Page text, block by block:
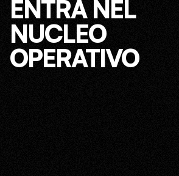
ENTRA NEL
NUCLEO
OPERATIVO